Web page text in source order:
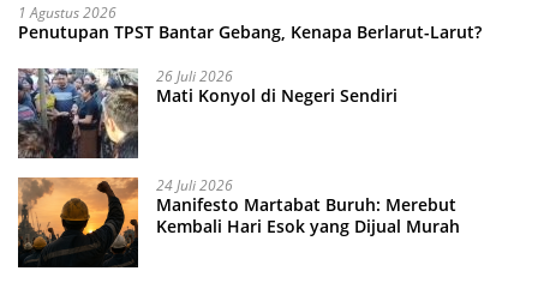
1 Agustus 2026
Penutupan TPST Bantar Gebang, Kenapa Berlarut-Larut?
26 Juli 2026
Mati Konyol di Negeri Sendiri
24 Juli 2026
Manifesto Martabat Buruh: Merebut
Kembali Hari Esok yang Dijual Murah